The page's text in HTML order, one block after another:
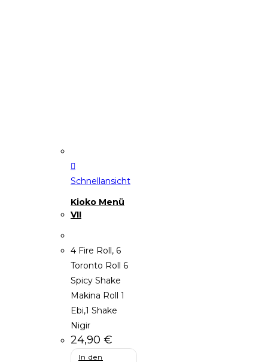
Schnellansicht
Kioko Menü
VII
4 Fire Roll, 6
Toronto Roll 6
Spicy Shake
Makina Roll 1
Ebi,1 Shake
Nigir
24,90 €
In den